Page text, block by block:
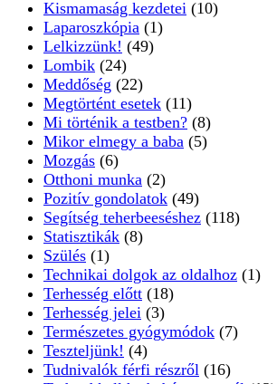
Kismamaság kezdetei (10)
Laparoszkópia (1)
Lelkizzünk! (49)
Lombik (24)
Meddőség (22)
Megtörtént esetek (11)
Mi történik a testben? (8)
Mikor elmegy a baba (5)
Mozgás (6)
Otthoni munka (2)
Pozitív gondolatok (49)
Segítség teherbeeséshez (118)
Statisztikák (8)
Szülés (1)
Technikai dolgok az oldalhoz (1)
Terhesség előtt (18)
Terhesség jelei (3)
Természetes gyógymódok (7)
Teszteljünk! (4)
Tudnivalók férfi részről (16)